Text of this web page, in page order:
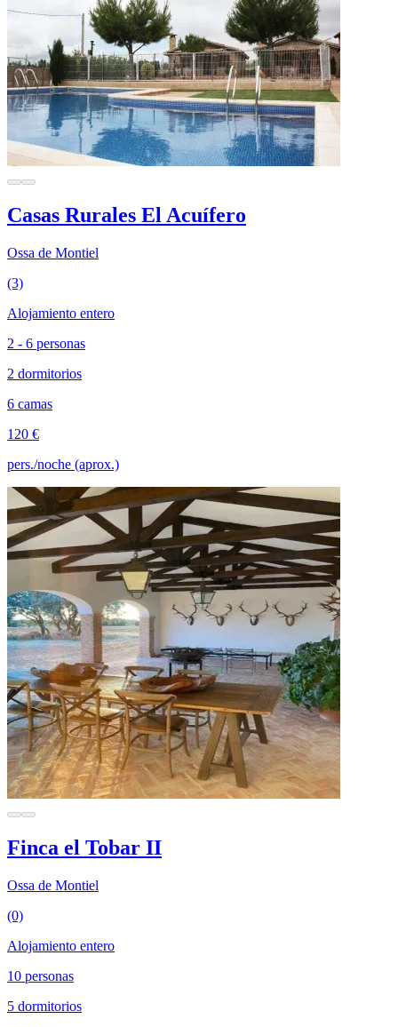
Casas Rurales El Acuífero
Ossa de Montiel
(3)
Alojamiento entero
2 - 6 personas
2 dormitorios
6 camas
120 €
pers./noche (aprox.)
Finca el Tobar II
Ossa de Montiel
(0)
Alojamiento entero
10 personas
5 dormitorios